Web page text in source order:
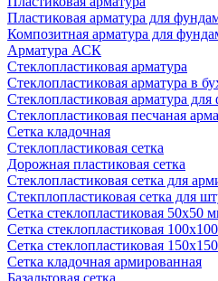
Пластиковая арматура для
Композитная арматура для
Арматура АСК
Cтеклопластиковая арматура
Стеклопластиковая арматура в
Стеклопластиковая арматура для
Стеклопластиковая песчаная
Сетка кладочная
Стеклопластиковая сетка
Дорожная пластиковая сетка
Стеклопластиковая сетка для
Стекплопластиковая сетка для
Сетка стеклопластиковая 50x50
Сетка стеклопластиковая
Сетка стеклопластиковая
Сетка кладочная армированная
Базальтовая сетка